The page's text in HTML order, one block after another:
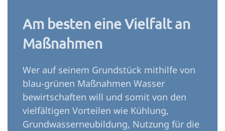
Am besten eine Vielfalt an
Maßnahmen
Wer auf seinem Grundstück mithilfe von
blau-grünen Maßnahmen Wasser
bewirtschaften will und somit von den
vielfältigen Vorteilen wie Kühlung,
Grundwasserneubildung, Nutzung für die